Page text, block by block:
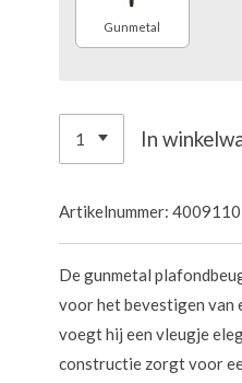
Gunmetal
In
Artikelnummer: 4009110
De gunmetal
voor het bevestigen van
voegt hij een vleugje
constructie zorgt voor